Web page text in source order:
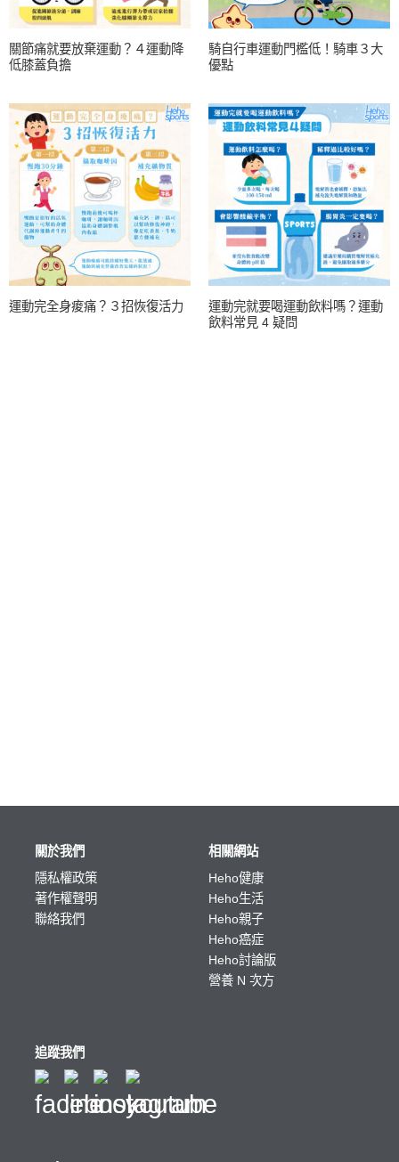
關節痛就要放棄運動？４運動降
低膝蓋負擔
騎自行車運動門檻低！騎車３大
優點
運動完全身痠痛？３招恢復活力
運動完就要喝運動飲料嗎？運動
飲料常見 4 疑問
關於我們
隱私權政策
著作權聲明
聯絡我們
相關網站
Heho健康
Heho生活
Heho親子
Heho癌症
Heho討論版
營養 N 次方
追蹤我們